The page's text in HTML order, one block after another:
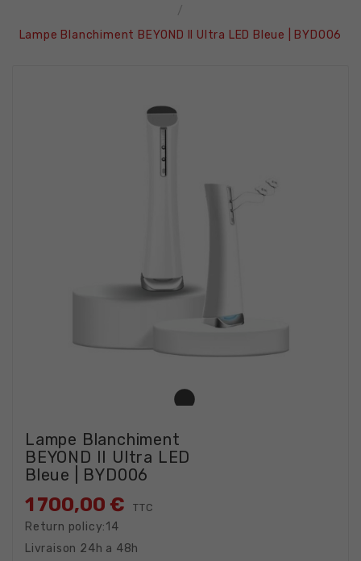
Lampe Blanchiment BEYOND II Ultra LED Bleue | BYD006
Lampe Blanchiment
BEYOND II Ultra LED
Bleue | BYD006
1 700,00 € TTC
Return policy:14
Livraison 24h a 48h